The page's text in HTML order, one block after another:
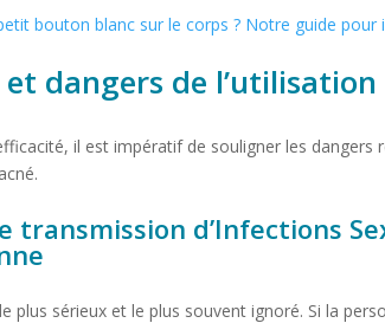
bouton blanc sur le corps ? Notre guide pour
et dangers de
il est impératif de souligner les
transmission d’Infections
le plus sérieux et le plus souvent ignoré. Si la